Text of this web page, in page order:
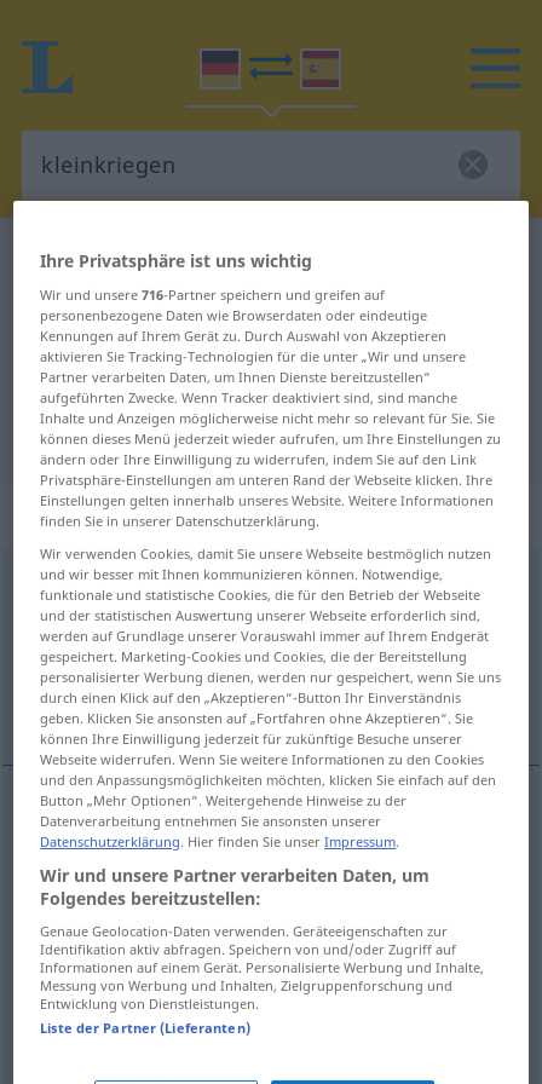
Deutsch-Spanisch Wörterbuch
Deutsch-Spanisch Übersetzung für
"kleinkriegen"
"kleinkriegen" Spanisch
Übersetzung
„kleinkriegen“: transitives Verb
kleinkriegenv/t <sep> UMG
Übersicht aller Übersetzungen
(Für mehr Details die Übersetzung anklicken/antippen)
acabar con no se puede con él
Beispiele
jemanden,etwaskleinkriegen
acabarcona/c,alguien
er ist nicht kleinzukriegen
nosepuede conél
Ihre Privatsphäre ist uns wichtig
Wir und unsere716-Partner speichern und greifen auf
personenbezogene Daten wie Browserdaten oder eindeutige
Kennungen auf Ihrem Gerät zu. Durch Auswahl von Akzeptieren
aktivieren Sie Tracking-Technologien für die unter „Wir und unsere
Partner verarbeiten Daten, um Ihnen Dienste bereitzustellen“
aufgeführten Zwecke. Wenn Tracker deaktiviert sind, sind manche
Inhalte und Anzeigen möglicherweise nicht mehr so relevant für Sie. Sie
können dieses Menü jederzeit wieder aufrufen, um Ihre Einstellungen zu
ändern oder Ihre Einwilligung zu widerrufen, indem Sie auf den Link
Privatsphäre-Einstellungen am unteren Rand der Webseite klicken. Ihre
Einstellungen gelten innerhalb unseres Website. Weitere Informationen
finden Sie in unserer Datenschutzerklärung.
Wir verwenden Cookies, damit Sie unsere Webseite bestmöglich nutzen
und wir besser mit Ihnen kommunizieren können. Notwendige,
funktionale und statistische Cookies, die für den Betrieb der Webseite
und der statistischen Auswertung unserer Webseite erforderlich sind,
werden auf Grundlage unserer Vorauswahl immer auf Ihrem Endgerät
gespeichert. Marketing-Cookies und Cookies, die der Bereitstellung
personalisierter Werbung dienen, werden nur gespeichert, wenn Sie uns
durch einen Klick auf den „Akzeptieren“-Button Ihr Einverständnis
geben. Klicken Sie ansonsten auf „Fortfahren ohne Akzeptieren“. Sie
können Ihre Einwilligung jederzeit für zukünftige Besuche unserer
Webseite widerrufen. Wenn Sie weitere Informationen zu den Cookies
und den Anpassungsmöglichkeiten möchten, klicken Sie einfach auf den
Button „Mehr Optionen“. Weitergehende Hinweise zu der
Datenverarbeitung entnehmen Sie ansonsten unserer
Datenschutzerklärung. Hier finden Sie unserImpressum.
Wir und unsere Partner verarbeiten Daten, um
Folgendes bereitzustellen:
Genaue Geolocation-Daten verwenden. Geräteeigenschaften zur
Identifikation aktiv abfragen. Speichern von und/oder Zugriff auf
Informationen auf einem Gerät. Personalisierte Werbung und Inhalte,
Messung von Werbung und Inhalten, Zielgruppenforschung und
Entwicklung von Dienstleistungen.
Liste der Partner (Lieferanten)